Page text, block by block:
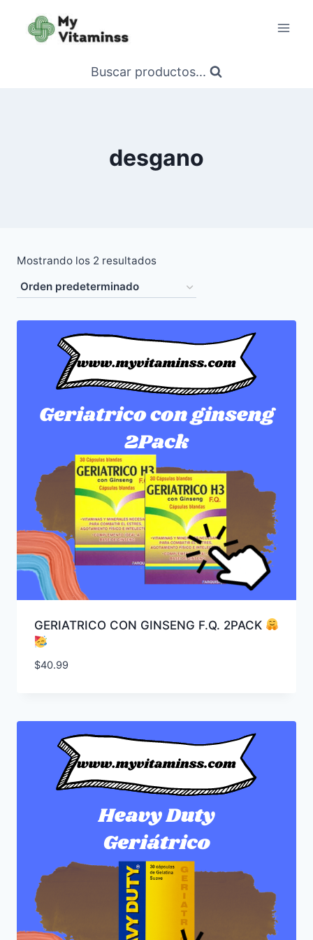
contenido
Buscar productos...
desgano
Mostrando los 2 resultados
GERIATRICO CON GINSENG F.Q. 2PACK
$40.99